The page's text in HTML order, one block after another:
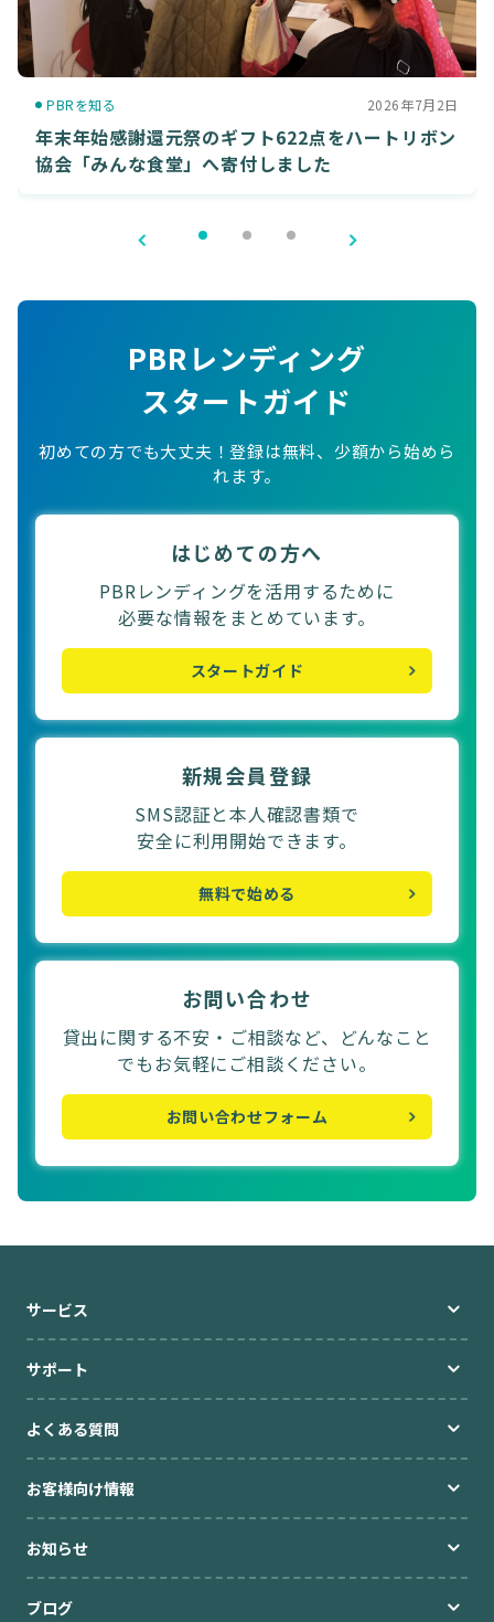
PBRを知る 2026年7月2日
年末年始感謝還元祭のギフト622点をハートリボン
協会「みんな食堂」へ寄付しました
PBRレンディング
スタートガイド
初めての方でも大丈夫！登録は無料、少額から始めら
れます。
はじめての方へ
PBRレンディングを活用するために
必要な情報をまとめています。
スタートガイド
新規会員登録
SMS認証と本人確認書類で
安全に利用開始できます。
無料で始める
お問い合わせ
貸出に関する不安・ご相談など、どんなこと
でもお気軽にご相談ください。
お問い合わせフォーム
サービス
サポート
よくある質問
お客様向け情報
お知らせ
ブログ